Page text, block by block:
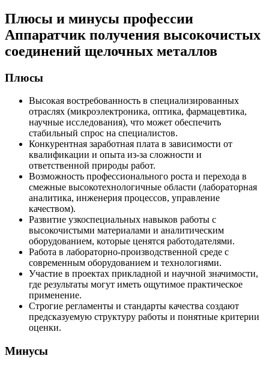
Плюсы и минусы профессии
Аппаратчик получения высокочистых
соединений щелочных металлов
Плюсы
Высокая востребованность в специализированных
отраслях (микроэлектроника, оптика, фармацевтика,
научные исследования), что может обеспечить
стабильный спрос на специалистов.
Конкурентная заработная плата в зависимости от
квалификации и опыта из‑за сложности и
ответственной природы работ.
Возможность профессионального роста и перехода в
смежные высокотехнологичные области (лабораторная
аналитика, инженерия процессов, управление
качеством).
Развитие узкоспециальных навыков работы с
высокочистыми материалами и аналитическим
оборудованием, которые ценятся работодателями.
Работа в лабораторно‑производственной среде с
современным оборудованием и технологиями.
Участие в проектах прикладной и научной значимости,
где результаты могут иметь ощутимое практическое
применение.
Строгие регламенты и стандарты качества создают
предсказуемую структуру работы и понятные критерии
оценки.
Минусы